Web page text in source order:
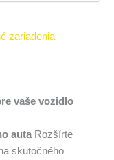
zariadenia
vaše vozidlo
auta Rozšírte
skutočného